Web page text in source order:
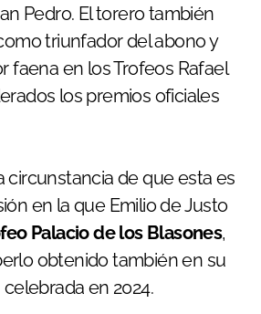
Pedro. El torero también
triunfador del abono y
faena en los Trofeos Rafael
los premios oficiales
circunstancia de que esta es
en la que Emilio de Justo
Palacio de los Blasones,
obtenido también en su
en 2024.